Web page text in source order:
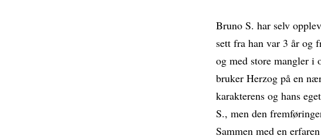
Bruno S. har selv
sett fra han var 3 år og
og med store mangler i
bruker Herzog på en
karakterens og hans
S., men den
Sammen med en